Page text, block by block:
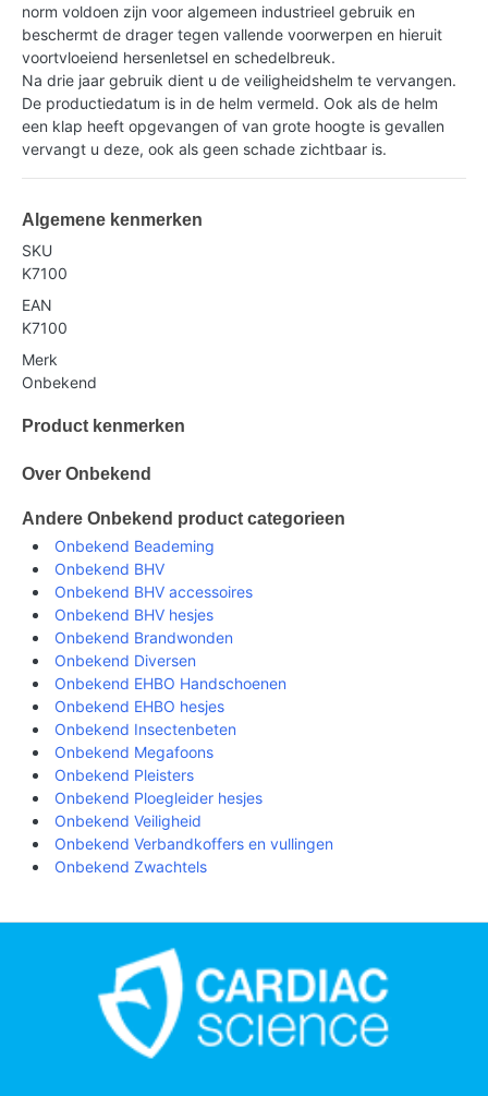
norm voldoen zijn voor algemeen industrieel gebruik en
beschermt de drager tegen vallende voorwerpen en hieruit
voortvloeiend hersenletsel en schedelbreuk.
Na drie jaar gebruik dient u de veiligheidshelm te vervangen.
De productiedatum is in de helm vermeld. Ook als de helm
een klap heeft opgevangen of van grote hoogte is gevallen
vervangt u deze, ook als geen schade zichtbaar is.
Algemene kenmerken
SKU
K7100
EAN
K7100
Merk
Onbekend
Product kenmerken
Over Onbekend
Andere Onbekend product categorieen
Onbekend Beademing
Onbekend BHV
Onbekend BHV accessoires
Onbekend BHV hesjes
Onbekend Brandwonden
Onbekend Diversen
Onbekend EHBO Handschoenen
Onbekend EHBO hesjes
Onbekend Insectenbeten
Onbekend Megafoons
Onbekend Pleisters
Onbekend Ploegleider hesjes
Onbekend Veiligheid
Onbekend Verbandkoffers en vullingen
Onbekend Zwachtels